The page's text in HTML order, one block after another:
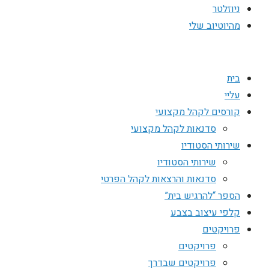
ניוזלטר
מהיוטיוב שלי
בית
עליי
קורסים לקהל מקצועי
סדנאות לקהל מקצועי
שירותי הסטודיו
שירותי הסטודיו
סדנאות והרצאות לקהל הפרטי
הספר “להרגיש בית”
קלפי עיצוב בצבע
פרויקטים
פרויקטים
פרויקטים שבדרך